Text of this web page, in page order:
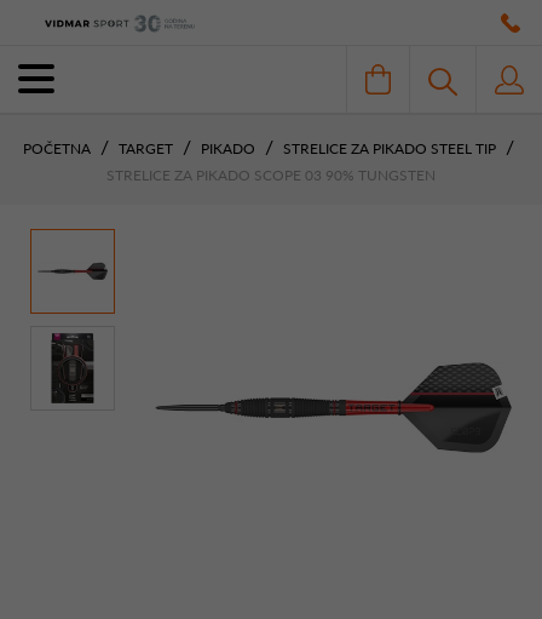
POČETNA TARGET PIKADO
STRELICE ZA PIKADO STEEL TIP
STRELICE ZA PIKADO SCOPE 03 90% TUNGSTEN